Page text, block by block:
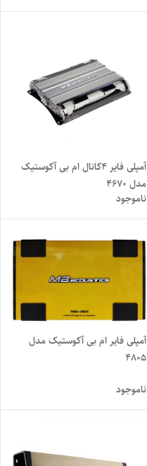
آمپلی‌ فایر 4کانال ام‌ بی آکوستیک
مدل 4670
ناموجود
آمپلی فایر ام بی آکوستیک مدل
4805
ناموجود